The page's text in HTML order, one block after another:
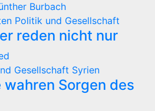
Burbach
Politik und Gesellschaft
reden nicht nur
Gesellschaft Syrien
Sorgen des